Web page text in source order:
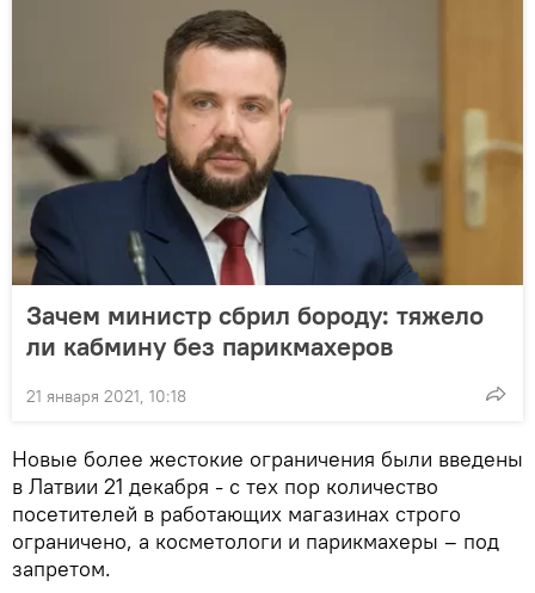
Зачем министр сбрил бороду: тяжело
ли кабмину без парикмахеров
21 января 2021, 10:18
Новые более жестокие ограничения были введены
в Латвии 21 декабря - с тех пор количество
посетителей в работающих магазинах строго
ограничено, а косметологи и парикмахеры – под
запретом.